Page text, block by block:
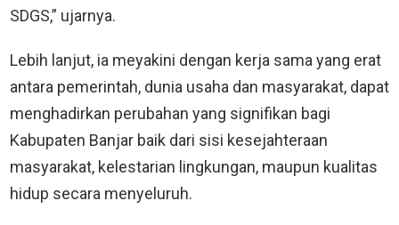
SDGS,” ujarnya.
Lebih lanjut, ia meyakini dengan kerja sama yang erat
antara pemerintah, dunia usaha dan masyarakat, dapat
menghadirkan perubahan yang signifikan bagi
Kabupaten Banjar baik dari sisi kesejahteraan
masyarakat, kelestarian lingkungan, maupun kualitas
hidup secara menyeluruh.